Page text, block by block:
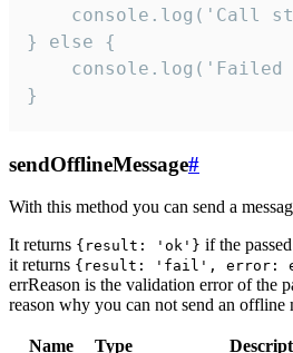
console.log('Call
} else {
console.log('Failed
}
sendOfflineMessage#
With this method you can send a
It returns {result: 'ok'} if the
it returns {result: 'fail', error:
errReason is the validation error of the
reason why you can not send an offline
Name Type